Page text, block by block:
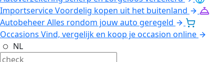
ImportserviceVoordelig kopen uit het buitenland
AutobeheerAlles rondom jouw auto geregeld
Occasions Vind, vergelijk en koop je occasion online
NL